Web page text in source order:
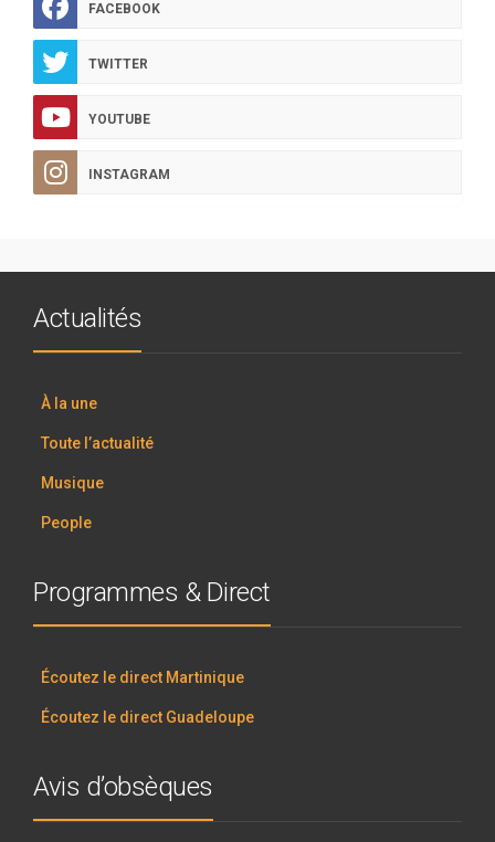
FACEBOOK
TWITTER
YOUTUBE
INSTAGRAM
Actualités
À la une
Toute l’actualité
Musique
People
Programmes & Direct
Écoutez le direct Martinique
Écoutez le direct Guadeloupe
Avis d’obsèques